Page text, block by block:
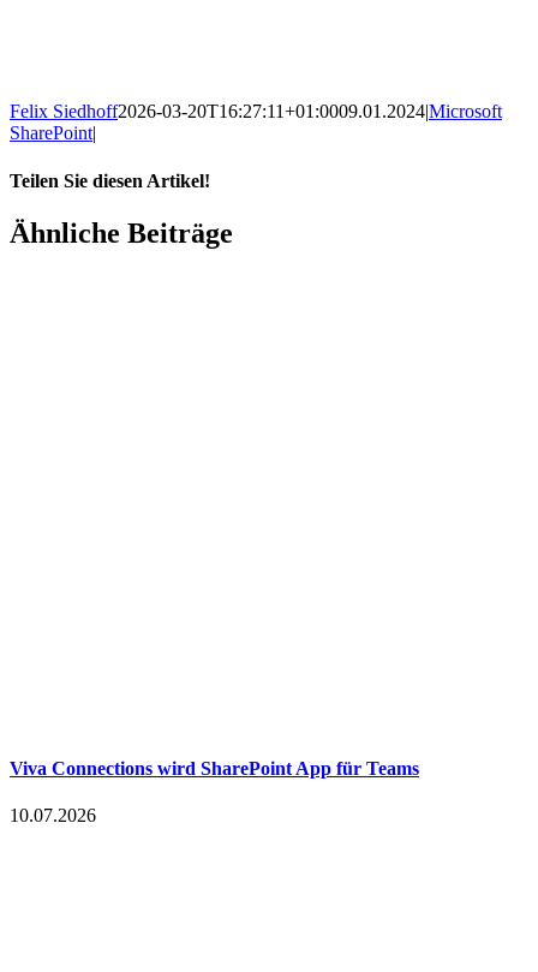
Felix Siedhoff2026-03-20T16:27:11+01:0009.01.2024|Microsoft
SharePoint|
Teilen Sie diesen Artikel!
Facebook
X
Reddit
LinkedIn
WhatsApp
Xing
E-
Mail
Ähnliche Beiträge
Viva Connections wird SharePoint App für Teams
10.07.2026